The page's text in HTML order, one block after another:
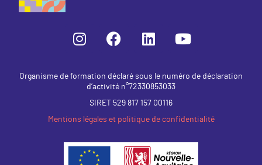
Organisme de formation déclaré sous le numéro de déclaration
d’activité n°72330853033
SIRET 529 817 157 00116
Mentions légales et politique de confidentialité